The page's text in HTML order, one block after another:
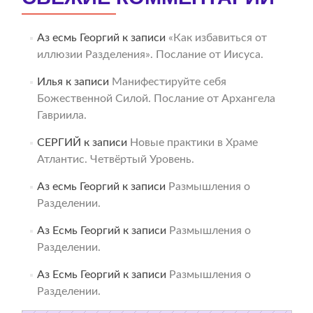
Аз есмь Георгий к записи «Как избавиться от
иллюзии Разделения». Послание от Иисуса.
Илья к записи Манифестируйте себя
Божественной Силой. Послание от Архангела
Гавриила.
СЕРГИЙ к записи Новые практики в Храме
Атлантис. Четвёртый Уровень.
Аз есмь Георгий к записи Размышления о
Разделении.
Аз Есмь Георгий к записи Размышления о
Разделении.
Аз Есмь Георгий к записи Размышления о
Разделении.